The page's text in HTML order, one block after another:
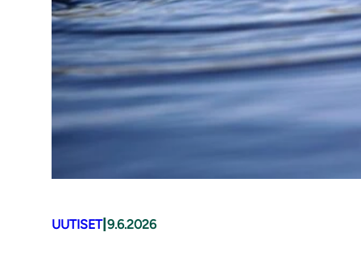
UUTISET| 9.6.2026